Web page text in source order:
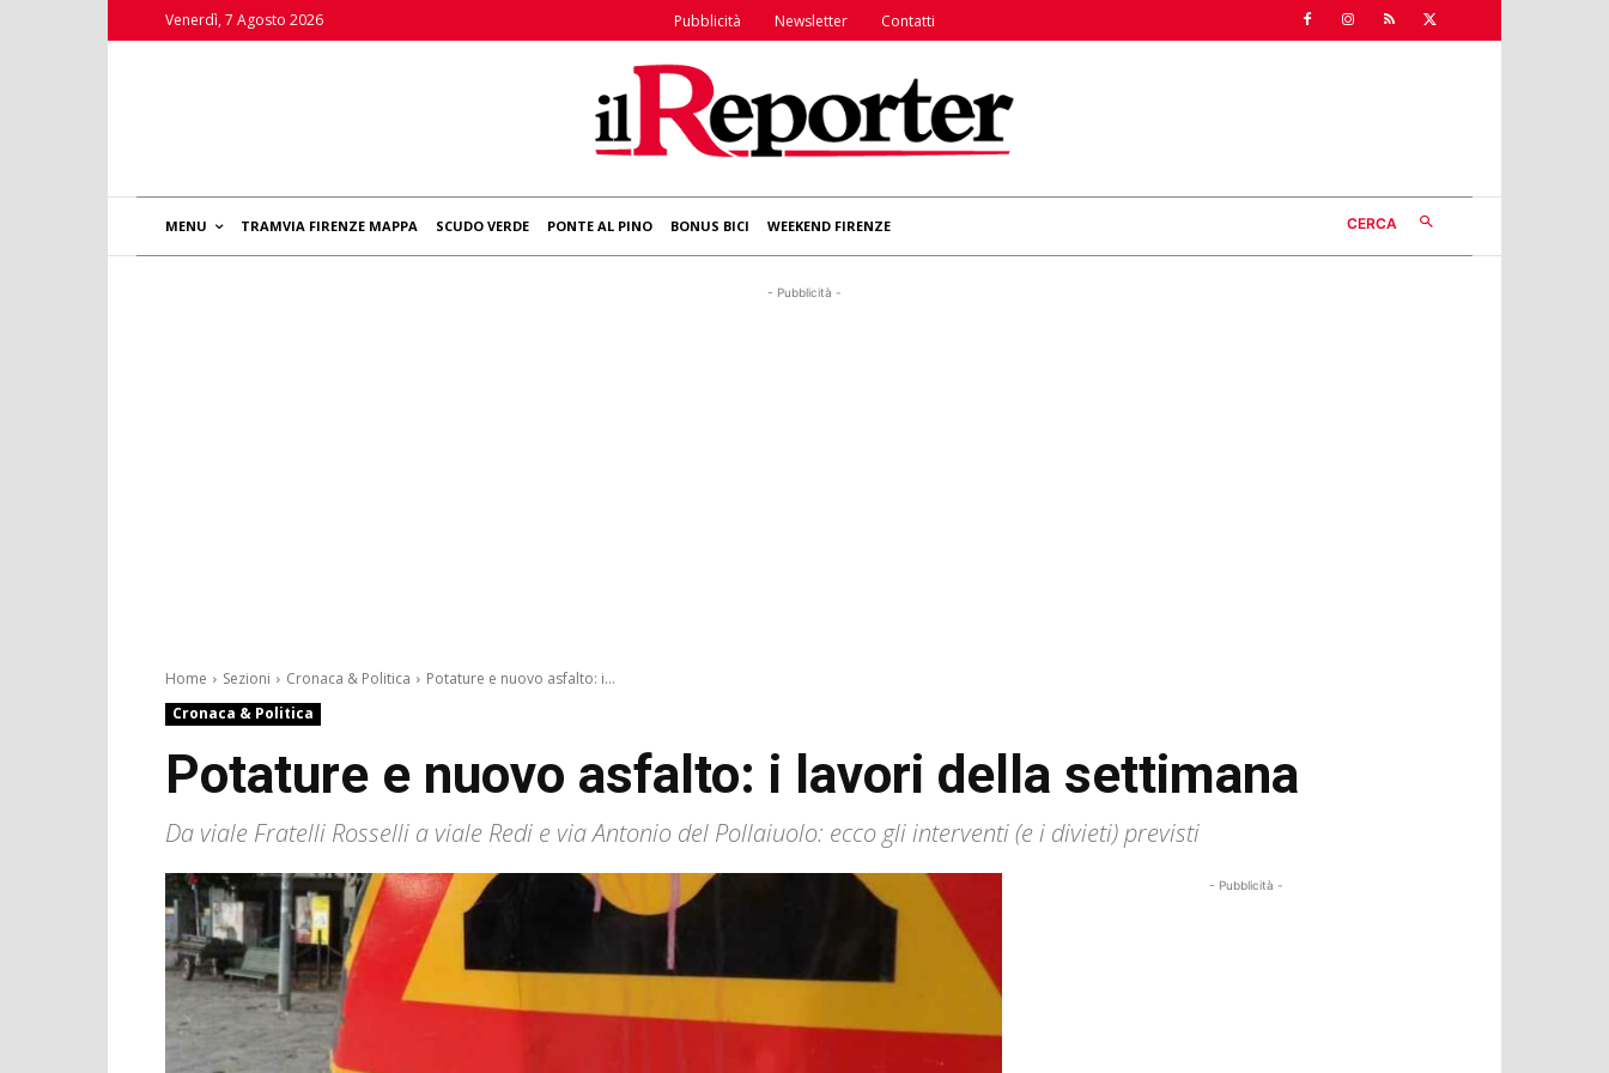
Venerdì, 7 Agosto 2026 Pubblicità Newsletter Contatti
MENU TRAMVIA FIRENZE MAPPA SCUDO VERDE PONTE AL PINO BONUS BICI WEEKEND FIRENZE CERCA
- Pubblicità -
Home Sezioni Cronaca & Politica
Potature e nuovo asfalto: i...
Cronaca & Politica
Potature e nuovo asfalto: i lavori della settimana
Da viale Fratelli Rosselli a viale Redi e via Antonio del Pollaiuolo: ecco gli interventi (e i divieti) previsti
- Pubblicità -